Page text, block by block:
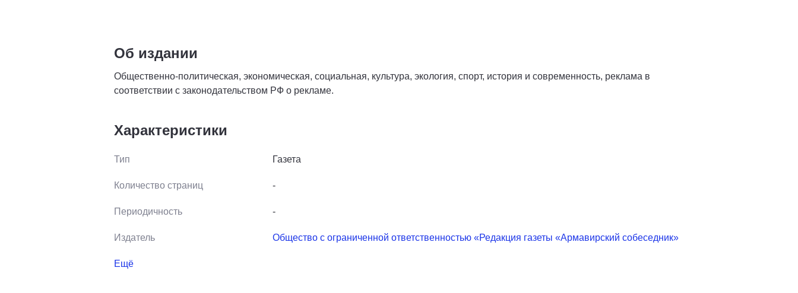
Об издании
Общественно-политическая, экономическая, социальная, культура, экология, спорт, история и современность, реклама в
соответствии с законодательством РФ о рекламе.
Характеристики
Тип Газета
Количество страниц -
Периодичность -
Издатель Общество с ограниченной ответственностью «Редакция газеты «Армавирский собеседник»
Ещё